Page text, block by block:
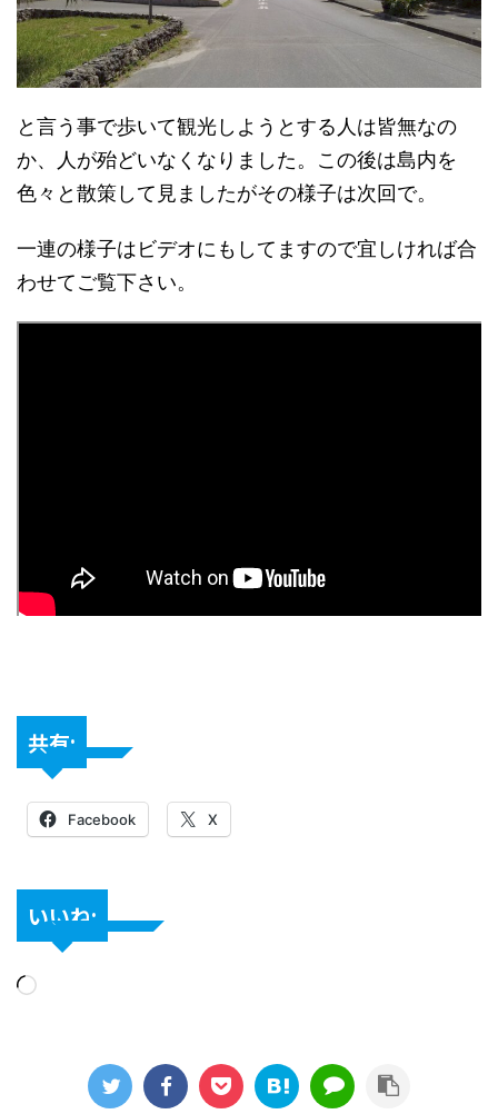
と言う事で歩いて観光しようとする人は皆無なの
か、人が殆どいなくなりました。この後は島内を
色々と散策して見ましたがその様子は次回で。
一連の様子はビデオにもしてますので宜しければ合
わせてご覧下さい。
共有:
Facebook X
いいね: